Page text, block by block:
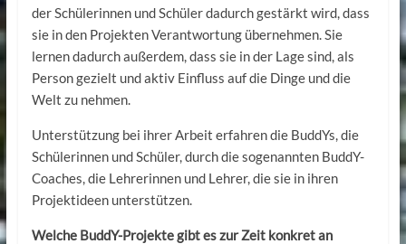
der Schülerinnen und Schüler dadurch gestärkt wird, dass
sie in den Projekten Verantwortung übernehmen. Sie
lernen dadurch außerdem, dass sie in der Lage sind, als
Person gezielt und aktiv Einfluss auf die Dinge und die
Welt zu nehmen.
Unterstützung bei ihrer Arbeit erfahren die BuddYs, die
Schülerinnen und Schüler, durch die sogenannten BuddY-
Coaches, die Lehrerinnen und Lehrer, die sie in ihren
Projektideen unterstützen.
Welche BuddY-Projekte gibt es zur Zeit konkret an